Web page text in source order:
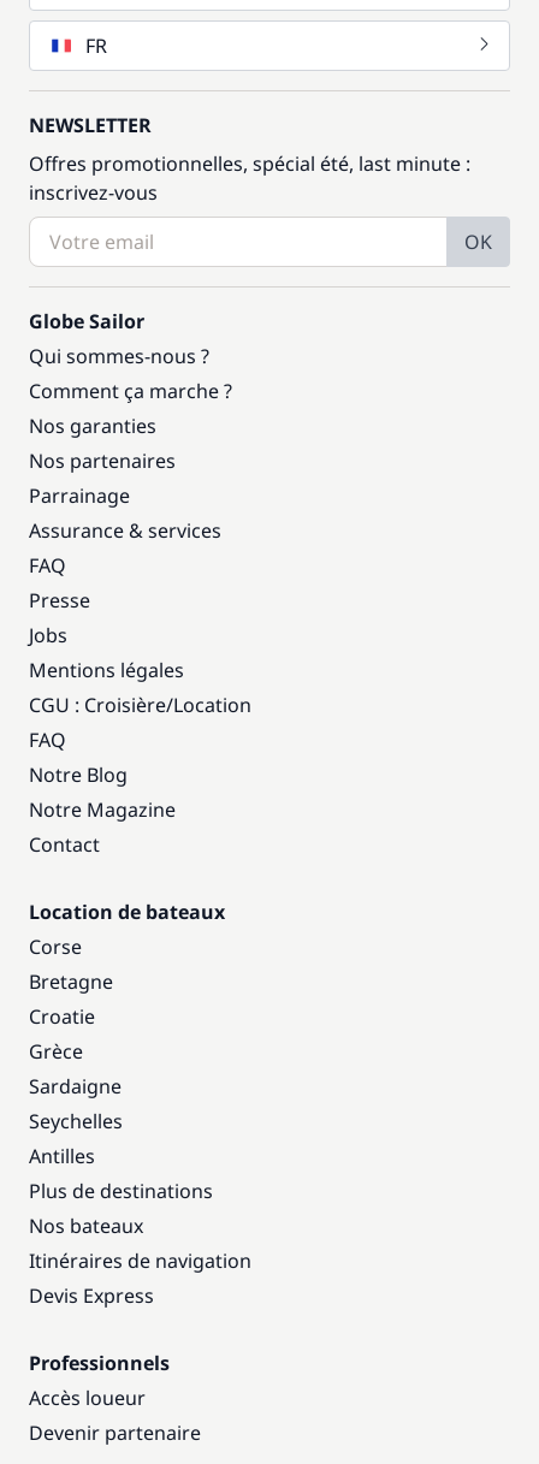
FR
NEWSLETTER
Offres promotionnelles, spécial été, last minute :
inscrivez-vous
OK
Globe Sailor
Qui sommes-nous ?
Comment ça marche ?
Nos garanties
Nos partenaires
Parrainage
Assurance & services
FAQ
Presse
Jobs
Mentions légales
CGU : Croisière/Location
FAQ
Notre Blog
Notre Magazine
Contact
Location de bateaux
Corse
Bretagne
Croatie
Grèce
Sardaigne
Seychelles
Antilles
Plus de destinations
Nos bateaux
Itinéraires de navigation
Devis Express
Professionnels
Accès loueur
Devenir partenaire